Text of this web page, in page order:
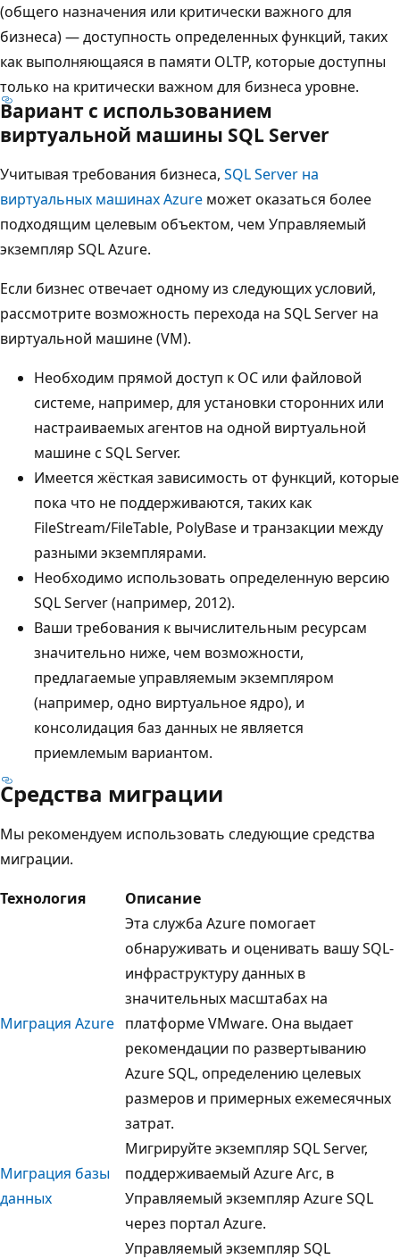
(общего назначения или критически важного для
бизнеса) — доступность определенных функций, таких
как выполняющаяся в памяти OLTP, которые доступны
только на критически важном для бизнеса уровне.
Вариант с использованием
виртуальной машины SQL Server
Учитывая требования бизнеса, SQL Server на
виртуальных машинах Azure может оказаться более
подходящим целевым объектом, чем Управляемый
экземпляр SQL Azure.
Если бизнес отвечает одному из следующих условий,
рассмотрите возможность перехода на SQL Server на
виртуальной машине (VM).
Необходим прямой доступ к ОС или файловой
системе, например, для установки сторонних или
настраиваемых агентов на одной виртуальной
машине с SQL Server.
Имеется жёсткая зависимость от функций, которые
пока что не поддерживаются, таких как
FileStream/FileTable, PolyBase и транзакции между
разными экземплярами.
Необходимо использовать определенную версию
SQL Server (например, 2012).
Ваши требования к вычислительным ресурсам
значительно ниже, чем возможности,
предлагаемые управляемым экземпляром
(например, одно виртуальное ядро), и
консолидация баз данных не является
приемлемым вариантом.
Средства миграции
Мы рекомендуем использовать следующие средства
миграции.
Технология
Описание
Миграция Azure
Эта служба Azure помогает
обнаруживать и оценивать вашу SQL-
инфраструктуру данных в
значительных масштабах на
платформе VMware. Она выдает
рекомендации по развертыванию
Azure SQL, определению целевых
размеров и примерных ежемесячных
затрат.
Миграция базы
данных
Мигрируйте экземпляр SQL Server,
поддерживаемый Azure Arc, в
Управляемый экземпляр Azure SQL
через портал Azure.
Управляемый экземпляр SQL